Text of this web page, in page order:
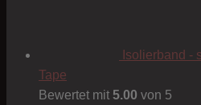
Isolierband -
Tape
Bewertet mit 5.00 von 5